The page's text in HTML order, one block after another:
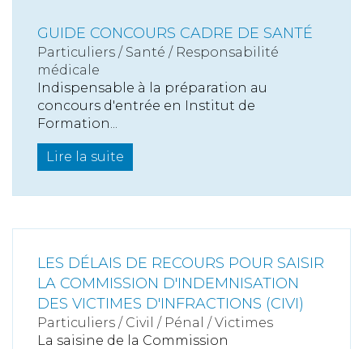
GUIDE CONCOURS CADRE DE SANTÉ
Particuliers / Santé / Responsabilité
médicale
Indispensable à la préparation au
concours d'entrée en Institut de
Formation...
Lire la suite
LES DÉLAIS DE RECOURS POUR SAISIR
LA COMMISSION D'INDEMNISATION
DES VICTIMES D'INFRACTIONS (CIVI)
Particuliers / Civil / Pénal /Victimes
La saisine de la Commission